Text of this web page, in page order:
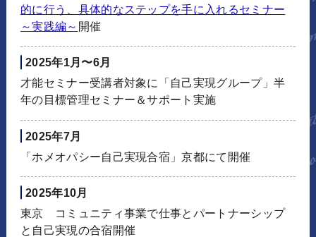
的に行う、具体的なステップを手に入れるセミナー
～実践編～ 開催
2025年1月〜6月
才能セミナー受講者対象に「自己実現グループ」半
年の目標管理セミナー＆サポート実施
2025年7月
「ホメオパシー自己実現合宿」京都にて開催
2025年10月
東京 コミュニティ事業で仕事とパートナーシップ
と自己実現の合宿開催